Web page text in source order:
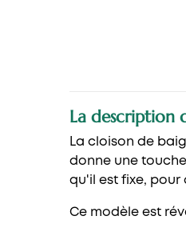
La description
La cloison de
donne une
qu'il est fixe, pour
Ce modèle est